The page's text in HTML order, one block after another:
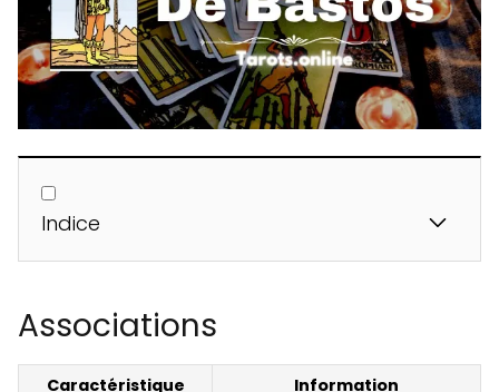
Indice
Associations
Caractéristique Information